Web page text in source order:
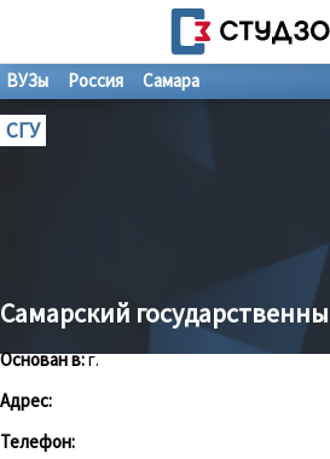
ВУЗы Россия Самара
СГУ
Самарский
Основан в:г.
Адрес:
Телефон: